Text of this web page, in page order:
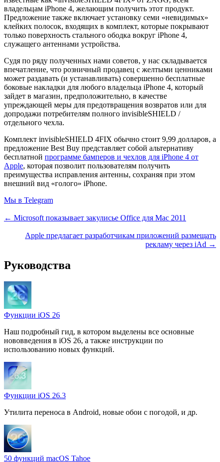
владельцам iPhone 4, желающим получить этот продукт.
Предложение также включает установку семи «невидимых»
клейких полосок, входящих в комплект, которые покрывают
только поверхность стального ободка вокруг iPhone 4,
служащего антеннами устройства.
Судя по ряду полученных нами советов, у нас складывается
впечатление, что розничный продавец с желтыми ценниками
может раздавать (и устанавливать) совершенно бесплатные
боковые накладки для любого владельца iPhone 4, который
зайдет в магазин, предположительно, в качестве
упреждающей меры для предотвращения возвратов или для
допродажи потребителям полного invisibleSHIELD /
отдельного чехла.
Комплект invisibleSHIELD 4FIX обычно стоит 9,99 долларов, а
предложение Best Buy представляет собой альтернативу
бесплатной программе бамперов и чехлов для iPhone 4 от
Apple, которая позволит пользователям получить
преимущества исправления антенны, сохраняя при этом
внешний вид «голого» iPhone.
Мы в Telegram
← Microsoft показывает закулисье Office для Mac 2011
Apple предлагает разработчикам приложений размещать
рекламу через iAd →
Руководства
Функции iOS 26
Наш подробный гид, в котором выделены все основные
нововведения в iOS 26, а также инструкции по
использованию новых функций.
Функции iOS 26.3
Утилита переноса в Android, новые обои с погодой, и др.
50 функций macOS Tahoe